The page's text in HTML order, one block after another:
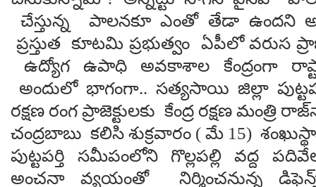
చేస్తున్న పాల‌న‌కూ ఎంతో తేడా ఉంద‌ని
ప్ర‌స్తుత కూట‌మి ప్ర‌భుత్వం ఏపీలో వ‌రుస
ఉద్యోగ ఉపాధి అవ‌కాశాల కేంద్రంగా
అందులో భాగంగా.. సత్యసాయి జిల్లా
రక్షణ రంగ ప్రాజెక్టులకు కేంద్ర రక్షణ మంత్రి
చంద్ర‌బాబు కలిసి శుక్రవారం ( మే 15)
పుట్టపర్తి సమీపంలోని గొల్లపల్లి వద్ద
అంచనా వ్యయంతో నిర్మించనున్న